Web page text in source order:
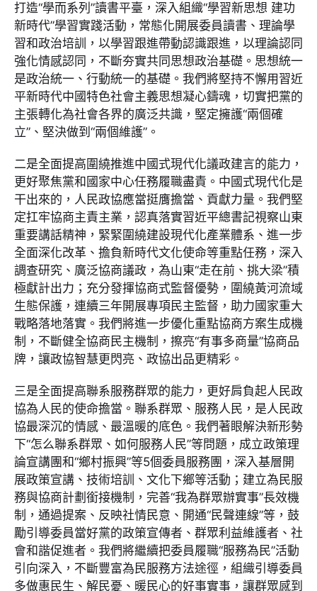
打造“學而系列”讀書平臺，深入組織“學習新思想 建功
新時代”學習實踐活動，常態化開展委員讀書、理論學
習和政治培訓，以學習跟進帶動認識跟進，以理論認同
強化情感認同，不斷夯實共同思想政治基礎。思想統一
是政治統一、行動統一的基礎。我們將堅持不懈用習近
平新時代中國特色社會主義思想凝心鑄魂，切實把黨的
主張轉化為社會各界的廣泛共識，堅定擁護“兩個確
立”、堅決做到“兩個維護”。
二是全面提高圍繞推進中國式現代化議政建言的能力，
更好聚焦黨和國家中心任務履職盡責。中國式現代化是
干出來的，人民政協應當挺膺擔當、貢獻力量。我們堅
定扛牢協商主責主業，認真落實習近平總書記視察山東
重要講話精神，緊緊圍繞建設現代化產業體系、進一步
全面深化改革、擔負新時代文化使命等重點任務，深入
調查研究、廣泛協商議政，為山東“走在前、挑大梁”積
極獻計出力；充分發揮協商式監督優勢，圍繞黃河流域
生態保護，連續三年開展專項民主監督，助力國家重大
戰略落地落實。我們將進一步優化重點協商方案生成機
制，不斷健全協商民主機制，擦亮“有事多商量”協商品
牌，讓政協智慧更閃亮、政協出品更精彩。
三是全面提高聯系服務群眾的能力，更好肩負起人民政
協為人民的使命擔當。聯系群眾、服務人民，是人民政
協最深沉的情感、最溫暖的底色。我們著眼解決新形勢
下“怎么聯系群眾、如何服務人民”等問題，成立政策理
論宣講團和“鄉村振興”等5個委員服務團，深入基層開
展政策宣講、技術培訓、文化下鄉等活動；建立為民服
務與協商計劃銜接機制，完善“我為群眾辦實事”長效機
制，通過提案、反映社情民意、開通“民聲連線”等，鼓
勵引導委員當好黨的政策宣傳者、群眾利益維護者、社
會和諧促進者。我們將繼續把委員履職“服務為民”活動
引向深入，不斷豐富為民服務方法途徑，組織引導委員
多做惠民生、解民憂、暖民心的好事實事，讓群眾感到